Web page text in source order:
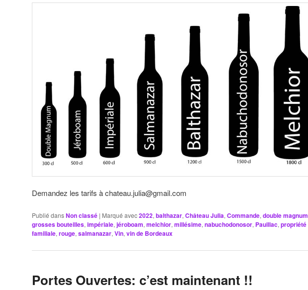
Demandez les tarifs à chateau.julia@gmail.com
Publié dansNon classé | Marqué avec2022,balthazar,Château Julia,Commande,double magnum
grosses bouteilles,impériale,jéroboam,melchior,millésime,nabuchodonosor, Pauillac,propriété
familiale,rouge,salmanazar,Vin,vin de Bordeaux
Portes Ouvertes: c’est maintenant !!